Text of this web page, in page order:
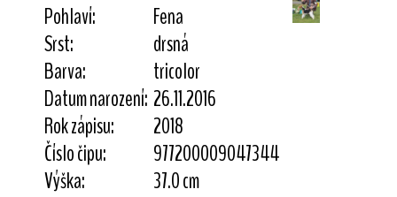
Pohlaví:
Fena
Srst:
drsná
Barva:
tricolor
Datum narození: 26.11.2016
Rok zápisu:
2018
Číslo čipu:
977200009047344
Výška:
37.0 cm